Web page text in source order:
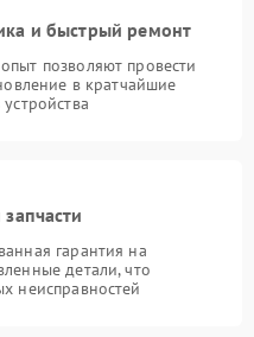
и быстрый ремонт
позволяют провести
в кратчайшие
гарантия на
детали, что
неисправностей